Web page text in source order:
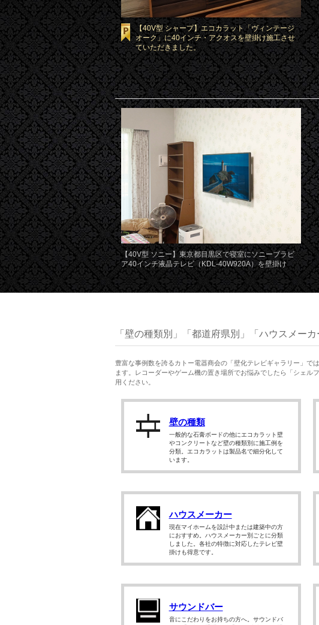
【40V型 シャープ】エコカラット「ヴィンテージ
オーク」に40インチ・アクオスを壁掛け施工させ
ていただきました。
【40V型 ソニー】東京都目黒区で寝室にソニーブラビ
ア40インチ液晶テレビ（KDL-40W920A）を壁掛け
「壁の種類別」「都道府県別」「ハウスメー
豊富な事例数を誇るカトー電器商会の「壁化テレビギャラリー」で
ます。レコーダーやゲーム機の置き場所でお悩みでしたら「シェ
用ください。
壁の種類
一般的な石膏ボードの他にエコカラット壁
やコンクリートなど壁の種類別に施工例を
分類。エコカラットは製品名で細分化して
います。
ハウスメーカー
現在マイホームを設計中または建築中の方
におすすめ。ハウスメーカー別ごとに分類
しました。各社の特徴に対応したテレビ壁
掛けも得意です。
サウンドバー
音にこだわりをお持ちの方へ。サウンドバ